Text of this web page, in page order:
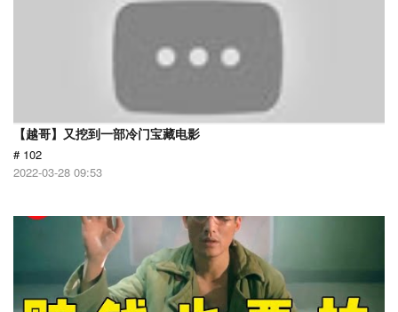
【越哥】又挖到一部冷门宝藏电影
# 102
2022-03-28 09:53